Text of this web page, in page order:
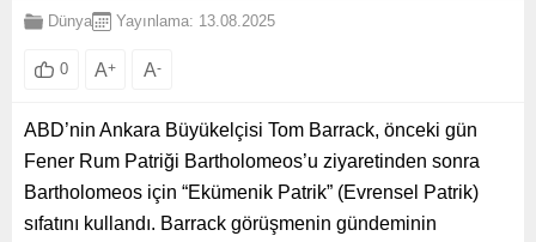
Dünya Yayınlama: 13.08.2025
0 A+ A-
ABD’nin Ankara Büyükelçisi Tom Barrack, önceki gün
Fener Rum Patriği Bartholomeos’u ziyaretinden sonra
Bartholomeos için “Ekümenik Patrik” (Evrensel Patrik)
sıfatını kullandı. Barrack görüşmenin gündeminin